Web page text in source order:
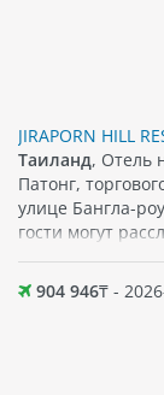
JIRAPORN HILL
Таиланд, Отель
Патонг,
улице Бангла-
гости могут
размещения
просторным
телевидением и
904 946₸ -